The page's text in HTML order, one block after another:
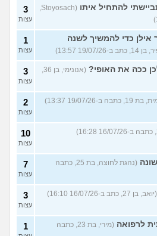
להתחיל איתו
(Stoyosach,
3
עצות
כדי להמשיך לשנה
ב-19/07/26 13:57)
1
עצות
ככה את האופי?
(אנונימי, בן 36,
3
עצות
ב-19/07/26 13:37) 2
עצות
10
עצות
(נהגת לחוצה, בת 25, כתבה
7
עצות
(יואב, בן 27, כתב ב-16/07/26 16:10) 3
עצות
(מירי, בת 23, כתבה
1